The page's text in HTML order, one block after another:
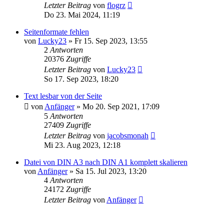
Letzter Beitrag von flogrz
Do 23. Mai 2024, 11:19
Seitenformate fehlen
von Lucky23 » Fr 15. Sep 2023, 13:55
2 Antworten
20376 Zugriffe
Letzter Beitrag von Lucky23
So 17. Sep 2023, 18:20
Text lesbar von der Seite
von Anfänger» Mo 20. Sep 2021, 17:09
5 Antworten
27409 Zugriffe
Letzter Beitrag von jacobsmonah
Mi 23. Aug 2023, 12:18
Datei von DIN A3 nach DIN A1 komplett skalieren
von Anfänger» Sa 15. Jul 2023, 13:20
4 Antworten
24172 Zugriffe
Letzter Beitrag von Anfänger